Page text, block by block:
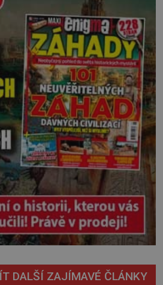
tiše, nelidsky přesně. „Odkud…?“
starší student, ale v houštině
břehu nebyl nikdo, kdo by po nich
cokoliv házet. A když se […]
DALŠÍ ZAJÍMAVÉ ČLÁNKY